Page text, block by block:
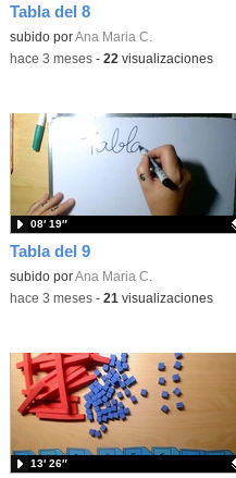
Tabla del 8
Contenido educativo.
subido porAna Maria C.
-hace 3 meses- 22 visualizaciones
Tabla del 9
Contenido educativo.
subido porAna Maria C.
08′ 19″
-hace 3 meses- 21 visualizaciones
13′ 26″